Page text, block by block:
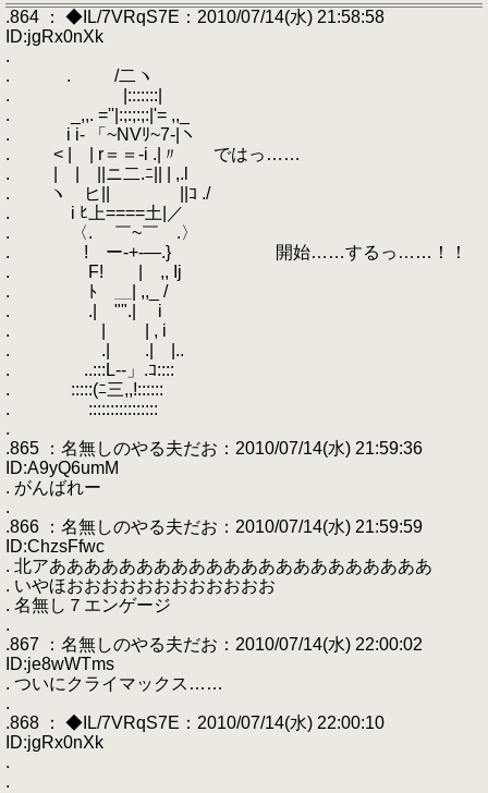
.864 ： ◆IL/7VRqS7E：2010/07/14(水) 21:58:58
ID:jgRx0nXk
.
. . /二ヽ
. |:::::::|
. _,,. =''|:;:;:;:|'= ,,_
. i i- 「~NVﾘ~7-|ヽ
. < | | r＝＝-i .|〃 ではっ……
. | | ||ニ二.ﾆ|| | ,.l
. ヽ ヒ|| ||ｺ ./
. i ﾋ上====土|／
. 〈. ￣~￣ .〉
. ! ー-+-―.} 開始……するっ……！！
. F! | ,, Ij
. ﾄ ＿| ,,_ /
. .| "".| i
. | | , i
. .| .| |..
. ..:::L--」.ｺ::::
. :::::(ﾆ三,,!::::::
. ::::::::::::::::
.
.865 ：名無しのやる夫だお：2010/07/14(水) 21:59:36
ID:A9yQ6umM
. がんばれー
.
.866 ：名無しのやる夫だお：2010/07/14(水) 21:59:59
ID:ChzsFfwc
. 北アああああああああああああああああああああああ
. いやほおおおおおおおおおおおお
. 名無し７エンゲージ
.
.867 ：名無しのやる夫だお：2010/07/14(水) 22:00:02
ID:je8wWTms
. ついにクライマックス……
.
.868 ： ◆IL/7VRqS7E：2010/07/14(水) 22:00:10
ID:jgRx0nXk
.
.